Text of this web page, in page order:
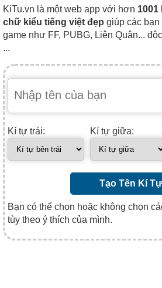
KiTu.vn là một web app với hơn 1001
chữ kiểu tiếng việt đẹp giúp các bạn
game như FF, PUBG, Liên Quân...
...
Kí tự trái: Kí tự giữa:
Tạo Tên Kí Tự
Bạn có thể chọn hoặc không chọn
tùy theo ý thích của mình.